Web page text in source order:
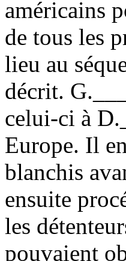
américains
de tous les
lieu au
décrit.
celui-ci à
Europe. Il
blanchis
ensuite
les
pouvaient